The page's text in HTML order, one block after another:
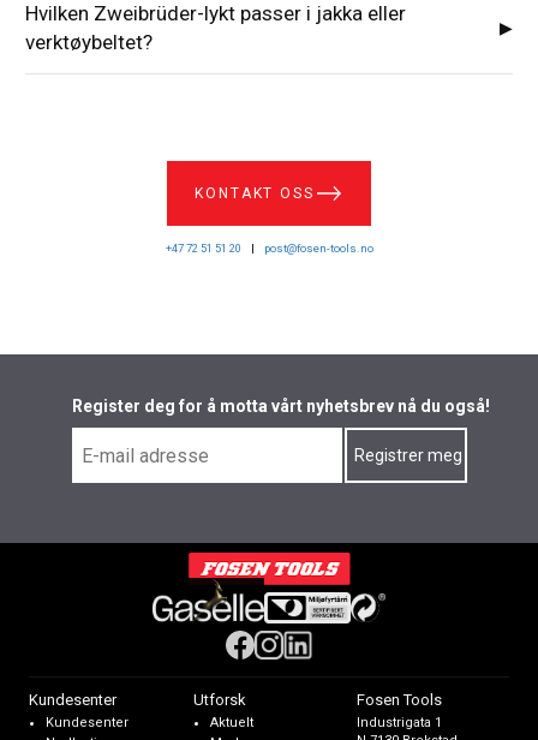
Hvilken Zweibrüder-lykt passer i jakka eller
verktøybeltet?
▶
KONTAKT OSS
+47 72 51 51 20 | post@fosen-tools.no
Register deg for å motta vårt nyhetsbrev nå du også!
Kundesenter
Kundesenter
Utforsk
Aktuelt
Fosen Tools
Industrigata 1